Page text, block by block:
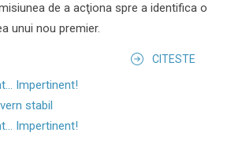
de a acţiona spre a identifica o
unui nou premier.
CITESTE
Impertinent!
stabil
Impertinent!